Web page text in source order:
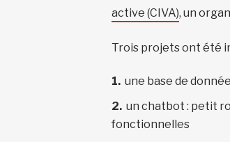
active (CIVA), un
Trois projets ont été
une base de
un chatbot : petit
fonctionnelles